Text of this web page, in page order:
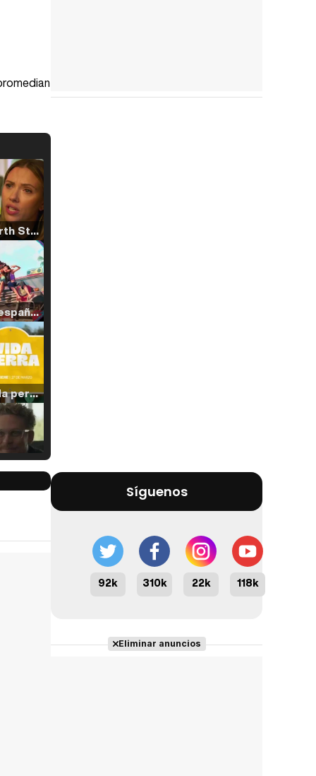
Tráiler 'North Star' (2023)
Tráiler en español de 'La isla olvidada'
Tráiler 'Vida perra' (2026)
Tráiler Oficial en VOSE 'The Audacity'
Síguenos
92k 310k 22k 118k
Eliminar anuncios